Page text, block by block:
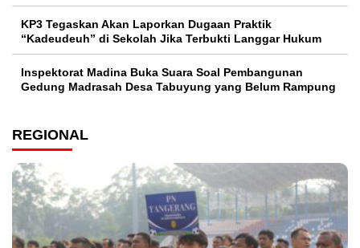
KP3 Tegaskan Akan Laporkan Dugaan Praktik
“Kadeudeuh” di Sekolah Jika Terbukti Langgar Hukum
Inspektorat Madina Buka Suara Soal Pembangunan
Gedung Madrasah Desa Tabuyung yang Belum Rampung
REGIONAL